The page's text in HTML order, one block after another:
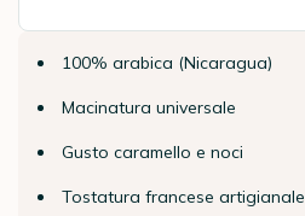
100% arabica (Nicaragua)
Macinatura universale
Gusto caramello e noci
Tostatura francese artigianale